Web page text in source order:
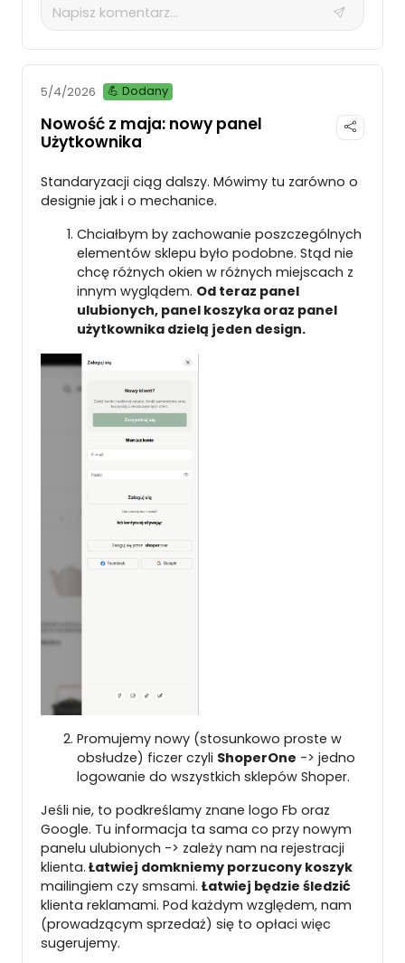
5/4/2026 💪 Dodany
Nowość z maja: nowy panel
Użytkownika
Standaryzacji ciąg dalszy. Mówimy tu zarówno o
designie jak i o mechanice.
Chciałbym by zachowanie poszczególnych
elementów sklepu było podobne. Stąd nie
chcę różnych okien w różnych miejscach z
innym wyglądem. Od teraz panel
ulubionych, panel koszyka oraz panel
użytkownika dzielą jeden design.
Promujemy nowy (stosunkowo proste w
obsłudze) ficzer czyli ShoperOne -> jedno
logowanie do wszystkich sklepów Shoper.
Jeśli nie, to podkreślamy znane logo Fb oraz
Google. Tu informacja ta sama co przy nowym
panelu ulubionych -> zależy nam na rejestracji
klienta. Łatwiej domkniemy porzucony koszyk
mailingiem czy smsami. Łatwiej będzie śledzić
klienta reklamami. Pod każdym względem, nam
(prowadzącym sprzedaż) się to opłaci więc
sugerujemy.